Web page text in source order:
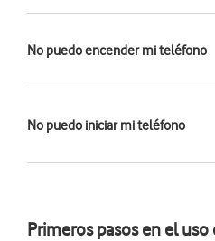
No puedo encender mi teléfono
No puedo iniciar mi teléfono
Primeros pasos en el